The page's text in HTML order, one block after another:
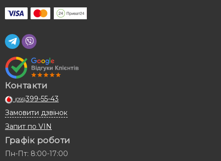
Контакти
(095)399-55-43
Замовити дзвінок
Запит по VIN
Графік роботи
Пн-Пт: 8:00-17:00